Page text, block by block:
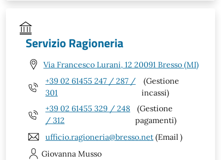
Servizio Ragioneria
Via Francesco Lurani, 12 20091 Bresso (MI)
+39 02 61455 247 / 287 /
301
(Gestione
incassi)
+39 02 61455 329 / 248
/ 312
(Gestione
pagamenti)
ufficio.ragioneria@bresso.net (Email )
Giovanna Musso